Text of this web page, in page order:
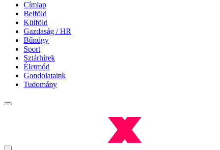
Címlap
Belföld
Külföld
Gazdaság / HR
Bűnügy
Sport
Sztárhírek
Életmód
Gondolataink
Tudomány